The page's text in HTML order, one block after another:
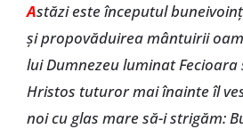
Astăzi este începutul
și propovăduirea mântuirii
lui Dumnezeu luminat Fecioara
Hristos tuturor mai înainte îl
noi cu glas mare să-i strigăm: